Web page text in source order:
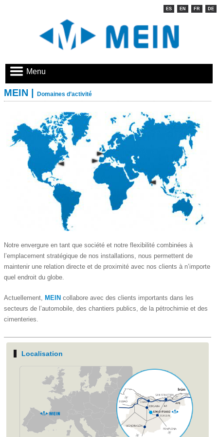
DE
FR
EN
ES
Menu
MEIN | Domaines d’activité
Notre envergure en tant que société et notre flexibilité combinées à
l’emplacement stratégique de nos installations, nous permettent de
maintenir une relation directe et de proximité avec nos clients à n’importe
quel endroit du globe.
Actuellement, MEIN collabore avec des clients importants dans les
secteurs de l’automobile, des chantiers publics, de la pétrochimie et des
cimenteries.
Localisation